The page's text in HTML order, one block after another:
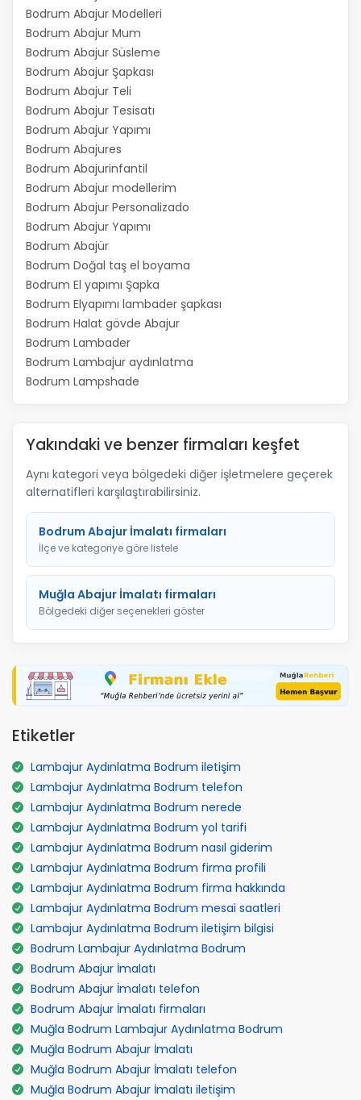
Bodrum Abajur Modelleri
Bodrum Abajur Mum
Bodrum Abajur Süsleme
Bodrum Abajur Şapkası
Bodrum Abajur Teli
Bodrum Abajur Tesisatı
Bodrum Abajur Yapımı
Bodrum Abajures
Bodrum Abajurinfantil
Bodrum Abajur modellerim
Bodrum Abajur Personalizado
Bodrum Abajur Yapımı
Bodrum Abajür
Bodrum Doğal taş el boyama
Bodrum El yapımı Şapka
Bodrum Elyapımı lambader şapkası
Bodrum Halat gövde Abajur
Bodrum Lambader
Bodrum Lambajur aydınlatma
Bodrum Lampshade
Yakındaki ve benzer firmaları keşfet
Aynı kategori veya bölgedeki diğer işletmelere geçerek
alternatifleri karşılaştırabilirsiniz.
Bodrum Abajur İmalatı firmaları
İlçe ve kategoriye göre listele
Muğla Abajur İmalatı firmaları
Bölgedeki diğer seçenekleri göster
Etiketler
Lambajur Aydınlatma Bodrum iletişim
Lambajur Aydınlatma Bodrum telefon
Lambajur Aydınlatma Bodrum nerede
Lambajur Aydınlatma Bodrum yol tarifi
Lambajur Aydınlatma Bodrum nasıl giderim
Lambajur Aydınlatma Bodrum firma profili
Lambajur Aydınlatma Bodrum firma hakkında
Lambajur Aydınlatma Bodrum mesai saatleri
Lambajur Aydınlatma Bodrum iletişim bilgisi
Bodrum Lambajur Aydınlatma Bodrum
Bodrum Abajur İmalatı
Bodrum Abajur İmalatı telefon
Bodrum Abajur İmalatı firmaları
Muğla Bodrum Lambajur Aydınlatma Bodrum
Muğla Bodrum Abajur İmalatı
Muğla Bodrum Abajur İmalatı telefon
Muğla Bodrum Abajur İmalatı iletişim